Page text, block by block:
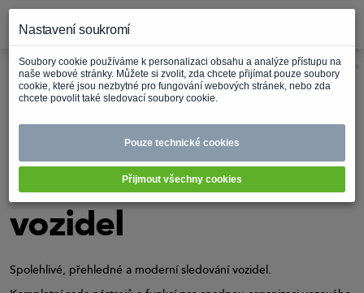
Ecofleet je ucelený
systémpromonitoring
vozidel
Spolehlivé, přehledné a moderní sledování vozidel.
Nastavení soukromí
Soubory cookie používáme k personalizaci obsahu a analýze přístupu na
naše webové stránky. Můžete si zvolit, zda chcete přijímat pouze soubory
cookie, které jsou nezbytné pro fungování webových stránek, nebo zda
chcete povolit také sledovací soubory cookie.
Pouze technické cookies
Přijmout všechny cookies